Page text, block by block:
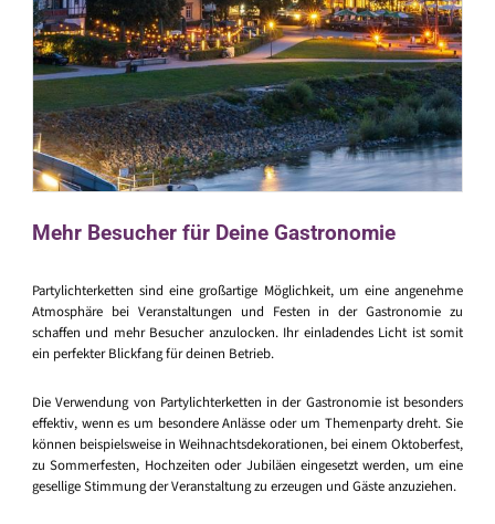
Mehr Besucher für Deine Gastronomie
Partylichterketten sind eine großartige Möglichkeit, um eine angenehme
Atmosphäre bei Veranstaltungen und Festen in der Gastronomie zu
schaffen und mehr Besucher anzulocken. Ihr einladendes Licht ist somit
ein perfekter Blickfang für deinen Betrieb.
Die Verwendung von Partylichterketten in der Gastronomie ist besonders
effektiv, wenn es um besondere Anlässe oder um Themenparty dreht. Sie
können beispielsweise in Weihnachtsdekorationen, bei einem Oktoberfest,
zu Sommerfesten, Hochzeiten oder Jubiläen eingesetzt werden, um eine
gesellige Stimmung der Veranstaltung zu erzeugen und Gäste anzuziehen.